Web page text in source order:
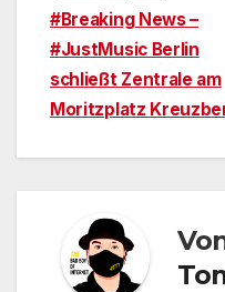
#Breaking News –
#JustMusic Berlin
schließt Zentrale am
Moritzplatz